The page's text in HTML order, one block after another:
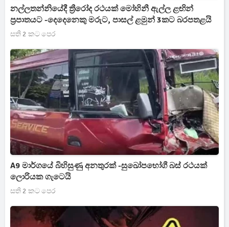
නල්ලතන්නියේදී ත්‍රීරෝද රථයක් මෝහිනී ඇල්ල ළඟින්
ප්‍රපාතයට -දෙදෙනෙකු මරුට, පාසල් ළමුන් 3කට බරපතළයි
සති 2 කට පෙර
A9 මාර්ගයේ බිහිසුණු අනතුරක් -සුඛෝපභෝගී බස් රථයක්
ලොරියක ගැටෙයි
සති 2 කට පෙර